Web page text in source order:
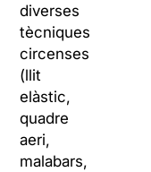
diverses
tècniques
circenses
(llit
elàstic,
quadre
aeri,
malabars,